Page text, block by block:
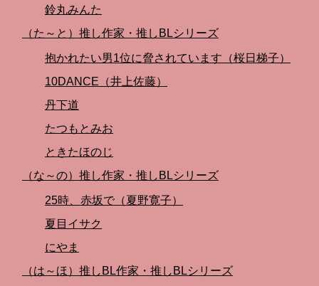
鈴丸みんた
（た～と）推し作家・推しBLシリーズ
抱かれたい男1位に脅されています（桜日梯子）
10DANCE（井上佐藤）
丹下道
たつもとみお
ときたほのじ
（な～の）推し作家・推しBLシリーズ
25時、赤坂で（夏野寛子）
夏目イサク
にやま
（は～ほ）推しBL作家・推しBLシリーズ